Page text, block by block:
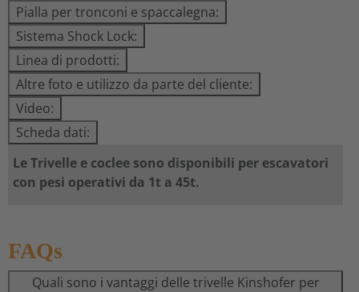
Pialla per tronconi e spaccalegna:
Sistema Shock Lock:
Linea di prodotti:
Altre foto e utilizzo da parte del cliente:
Video:
Scheda dati:
Le Trivelle e coclee sono disponibili per escavatori
con pesi operativi da 1t a 45t.
FAQs
Quali sono i vantaggi delle trivelle Kinshofer per